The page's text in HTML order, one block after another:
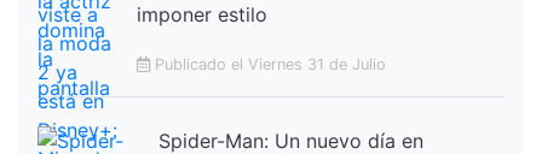
imponer estilo
Publicado el Viernes 31 de Julio
Spider-Man: Un nuevo día en